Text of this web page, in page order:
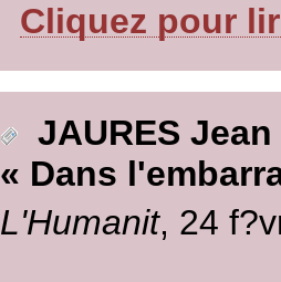
Cliquez pour
JAURES Jean
« Dans
L'Humanit, 24